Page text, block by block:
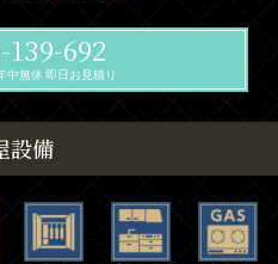
139-692
中無休 即日お見積り
設備